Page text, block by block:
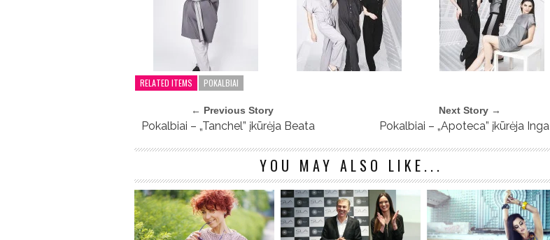
RELATED ITEMS POKALBIAI
← Previous Story
Pokalbiai – „Tanchel” įkūrėja Beata
Next Story →
Pokalbiai – „Apoteca” įkūrėja Inga
YOU MAY ALSO LIKE...